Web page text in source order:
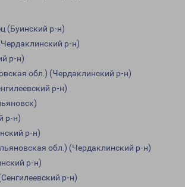
(Буинский р-н)
р-н)
р-н)
обл.) (Чердаклинский р-н)
р-н)
р-н)
р-н)
обл.) (Чердаклинский р-н)
р-н)
р-н)